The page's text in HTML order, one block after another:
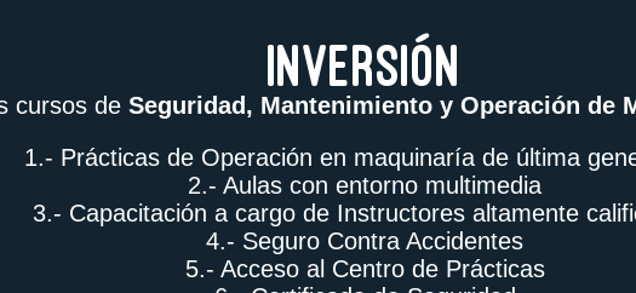
inversión
cursos de Seguridad, Mantenimiento y Operación de
1.- Prácticas de Operación en maquinaría de última
2.- Aulas con entorno multimedia
3.- Capacitación a cargo de Instructores altamente
4.- Seguro Contra Accidentes
5.- Acceso al Centro de Prácticas